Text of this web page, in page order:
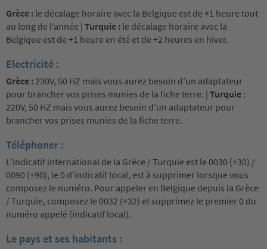
Grèce : le décalage horaire avec la Belgique est de +1 heure tout
au long de l‘année | Turquie : le décalage horaire avec la
Belgique est de +1 heure en été et de +2 heures en hiver.
Electricité :
Grèce :230V, 50 HZ mais vous aurez besoin d’un adaptateur
pour brancher vos prises munies de la fiche terre. | Turquie :
220V, 50 HZ mais vous aurez besoin d’un adaptateur pour
brancher vos prises munies de la fiche terre.
Téléphoner :
L’indicatif international de la Grèce / Turquie est le 0030 (+30) /
0090 (+90), le 0 d’indicatif local, est à supprimer lorsque vous
composez le numéro. Pour appeler en Belgique depuis la Grèce
/ Turquie, composez le 0032 (+32) et supprimez le premier 0 du
numéro appelé (indicatif local).
Le pays et ses habitants :